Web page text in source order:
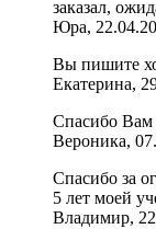
заказал,
Юра,
Вы пишите
Екатерина,
Спасибо
Вероника,
Спасибо за
5 лет моей
Владимир,